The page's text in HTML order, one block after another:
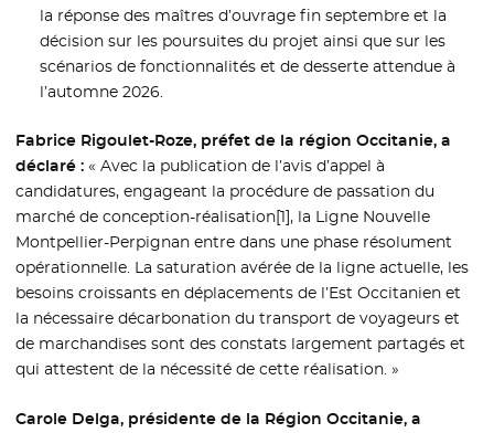
la réponse des maîtres d’ouvrage fin septembre et la
décision sur les poursuites du projet ainsi que sur les
scénarios de fonctionnalités et de desserte attendue à
l’automne 2026.
Fabrice Rigoulet-Roze, préfet de la région Occitanie, a
déclaré :« Avec la publication de l’avis d’appel à
candidatures, engageant la procédure de passation du
marché de conception-réalisation[1], la Ligne Nouvelle
Montpellier-Perpignan entre dans une phase résolument
opérationnelle. La saturation avérée de la ligne actuelle, les
besoins croissants en déplacements de l’Est Occitanien et
la nécessaire décarbonation du transport de voyageurs et
de marchandises sont des constats largement partagés et
qui attestent de la nécessité de cette réalisation. »
Carole Delga, présidente de la Région Occitanie, a